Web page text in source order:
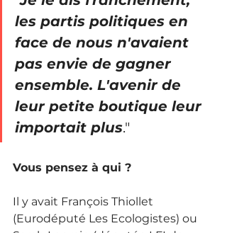
les partis politiques en
face de nous n'avaient
pas envie de gagner
ensemble. L'avenir de
leur petite boutique leur
importait plus."
Vous pensez à qui ?
Il y avait François Thiollet
(Eurodéputé Les Ecologistes) ou